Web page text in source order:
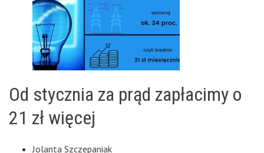
Od stycznia za prąd zapłacimy o
21 zł więcej
Jolanta Szczepaniak